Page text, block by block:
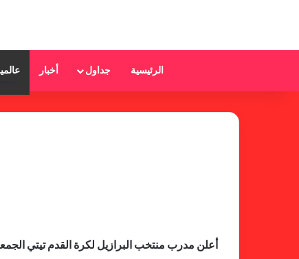
الرئيسية جداول أخبار
أعلن مدرب منتخب البرازيل لكرة القدم تيتي الجمعة تخليه عن منصبه بعد مونديال قطر